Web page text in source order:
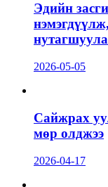
Эдийн
2026-05-05
Сайжрах
мөр олджээ
2026-04-17